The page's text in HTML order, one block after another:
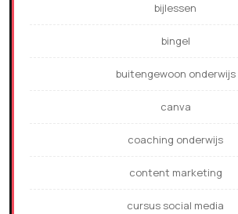
bijlessen
bingel
buitengewoon onderwijs
canva
coaching onderwijs
content marketing
cursus social media